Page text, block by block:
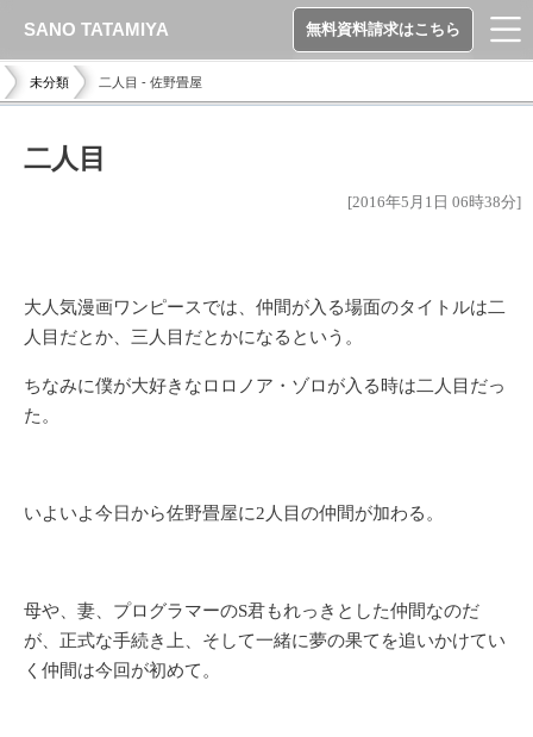
未分類 二人目 - 佐野畳屋
二人目
[2016年5月1日 06時38分]
大人気漫画ワンピースでは、仲間が入る場面のタイトルは二
人目だとか、三人目だとかになるという。
ちなみに僕が大好きなロロノア・ゾロが入る時は二人目だっ
た。
いよいよ今日から佐野畳屋に2人目の仲間が加わる。
母や、妻、プログラマーのS君もれっきとした仲間なのだ
が、正式な手続き上、そして一緒に夢の果てを追いかけてい
く仲間は今回が初めて。
SANO TATAMIYA 無料資料請求はこちら